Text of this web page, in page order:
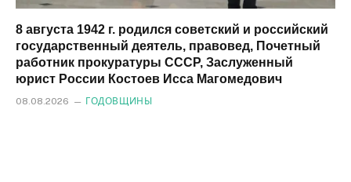
8 августа 1942 г. родился советский и российский
государственный деятель, правовед, Почетный
работник прокуратуры СССР, Заслуженный
юрист России Костоев Исса Магомедович
08.08.2026 ГОДОВЩИНЫ